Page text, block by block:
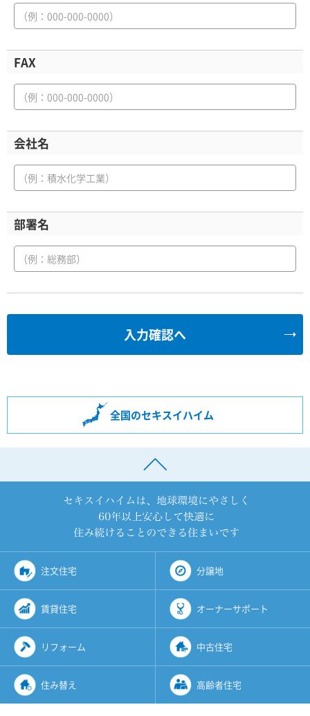
FAX
会社名
部署名
入力確認へ
全国のセキスイハイム
注文住宅 分譲地
賃貸住宅 オーナーサポート
リフォーム 中古住宅
住み替え 高齢者住宅